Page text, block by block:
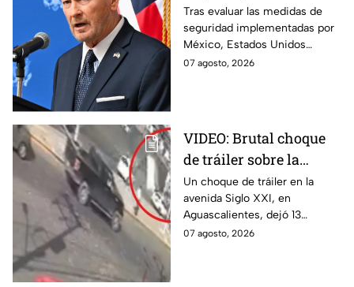
en Michoacán tras
suspensión por
motivos de seguridad
Tras evaluar las medidas de
seguridad implementadas por
México, Estados Unidos
reanudará parcialmente sus
07 agosto, 2026
VIDEO: Brutal choque
de tráiler sobre la
avenida Siglo XXI en
Aguascalientes deja
varios heridos y
destrozos
Un choque de tráiler en la
avenida Siglo XXI, en
Aguascalientes, dejó 13
heridos y varios vehículos
07 agosto, 2026